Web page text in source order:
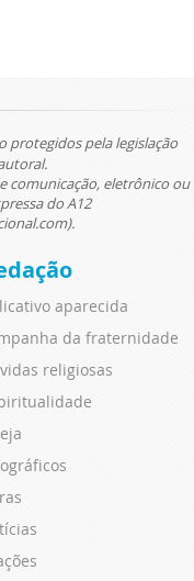
protegidos pela legislação
comunicação, eletrônico ou
do A12
aparecida
da fraternidade
religiosas